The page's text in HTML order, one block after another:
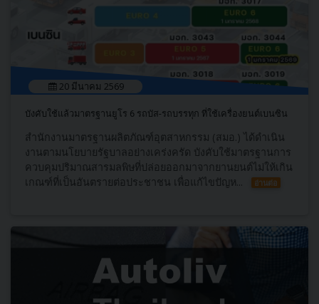
20 มีนาคม 2569
บังคับใช้แล้วมาตรฐานยูโร 6 รถบัส-รถบรรทุก ที่ใช้เครื่องยนต์เบนซิน
สำนักงานมาตรฐานผลิตภัณฑ์อุตสาหกรรม (สมอ.) ได้ดำเนิน
งานตามนโยบายรัฐบาลอย่างเคร่งครัด บังคับใช้มาตรฐานการ
ควบคุมปริมาณสารมลพิษที่ปล่อยออกมาจากยานยนต์ไม่ให้เกิน
เกณฑ์ที่เป็นอันตรายต่อประชาชน เพื่อแก้ไขปัญห...
อ่านต่อ